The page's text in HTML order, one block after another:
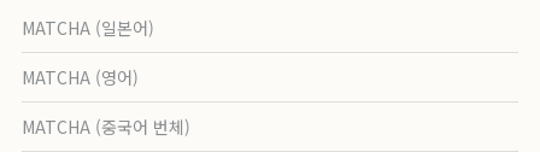
MATCHA (일본어)
MATCHA (영어)
MATCHA (중국어 번체)